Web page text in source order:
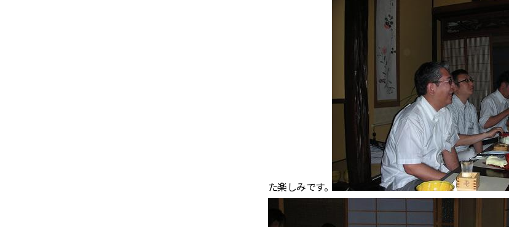
た楽しみです。